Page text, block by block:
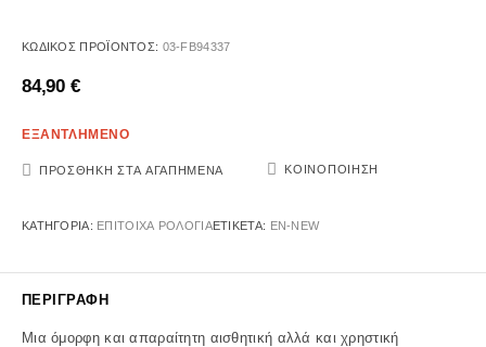
ΚΩΔΙΚΌΣ ΠΡΟΪΌΝΤΟΣ: 03-FB94337
84,90 €
ΕΞΑΝΤΛΗΜΕΝΟ
ΠΡΟΣΘΉΚΗ ΣΤΑ ΑΓΑΠΗΜΈΝΑ ΚΟΙΝΟΠΟΊΗΣΗ
ΚΑΤΗΓΟΡΊΑ: ΕΠΙΤΟΙΧΑ ΡΟΛΟΓΙΑΕΤΙΚΈΤΑ: EN-NEW
ΠΕΡΙΓΡΑΦΉ
Μια όμορφη και απαραίτητη αισθητική αλλά και χρηστική